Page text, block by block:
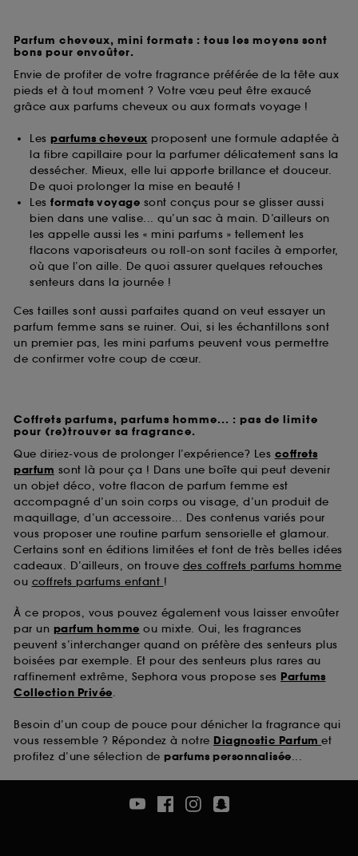
Parfum cheveux, mini formats : tous les moyens sont
bons pour envoûter.
Envie de profiter de votre fragrance préférée de la tête aux
pieds et à tout moment ? Votre vœu peut être exaucé
grâce aux parfums cheveux ou aux formats voyage !
Les parfums cheveux proposent une formule adaptée à
la fibre capillaire pour la parfumer délicatement sans la
dessécher. Mieux, elle lui apporte brillance et douceur.
De quoi prolonger la mise en beauté !
Les formats voyage sont conçus pour se glisser aussi
bien dans une valise... qu’un sac à main. D’ailleurs on
les appelle aussi les « mini parfums » tellement les
flacons vaporisateurs ou roll-on sont faciles à emporter,
où que l’on aille. De quoi assurer quelques retouches
senteurs dans la journée !
Ces tailles sont aussi parfaites quand on veut essayer un
parfum femme sans se ruiner. Oui, si les échantillons sont
un premier pas, les mini parfums peuvent vous permettre
de confirmer votre coup de cœur.
Coffrets parfums, parfums homme... : pas de limite
pour (re)trouver sa fragrance.
Que diriez-vous de prolonger l’expérience? Les coffrets
parfum sont là pour ça ! Dans une boîte qui peut devenir
un objet déco, votre flacon de parfum femme est
accompagné d’un soin corps ou visage, d’un produit de
maquillage, d’un accessoire... Des contenus variés pour
vous proposer une routine parfum sensorielle et glamour.
Certains sont en éditions limitées et font de très belles idées
cadeaux. D’ailleurs, on trouve des coffrets parfums homme
ou coffrets parfums enfant !
À ce propos, vous pouvez également vous laisser envoûter
par un parfum homme ou mixte. Oui, les fragrances
peuvent s’interchanger quand on préfère des senteurs plus
boisées par exemple. Et pour des senteurs plus rares au
raffinement extrême, Sephora vous propose ses Parfums
Collection Privée.
Besoin d’un coup de pouce pour dénicher la fragrance qui
vous ressemble ? Répondez à notre Diagnostic Parfum et
profitez d’une sélection de parfums personnalisée...